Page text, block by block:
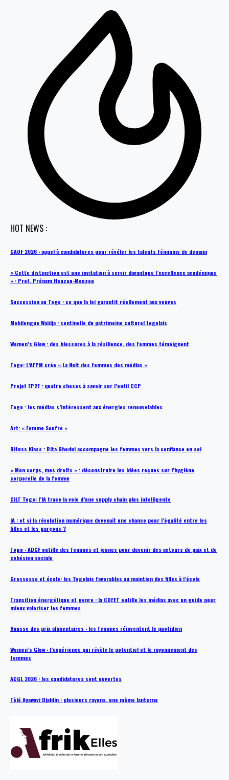
HOT NEWS :
CAOF 2026 : appel à candidatures pour révéler les talents féminins de demain
« Cette distinction est une invitation à servir davantage l’excellence académique
» : Prof. Prénam Houzou-Mouzou
Succession au Togo : ce que la loi garantit réellement aux veuves
Mobilengue Waldja : sentinelle du patrimoine culturel togolais
Women’s Glow : des blessures à la résilience, des femmes témoignent
Togo: L’AFPM crée « La Nuit des femmes des médias »
Projet EP2F : quatre choses à savoir sur l’outil CCP
Togo : les médias s’intéressent aux énergies renouvelables
Art: « Femme Soufre »
Rituss Klass : Rita Gbodui accompagne les femmes vers la confiance en soi
« Mon corps, mes droits » : déconstruire les idées reçues sur l’hygiène
corporelle de la femme
CILT Togo: l’IA trace la voie d’une supply chain plus intelligente
IA : et si la révolution numérique devenait une chance pour l’égalité entre les
filles et les garçons ?
Togo : ADCF outille des femmes et jeunes pour devenir des acteurs de paix et de
cohésion sociale
Grossesse et école: les Togolais favorables au maintien des filles à l’école
Transition énergétique et genre : la COFET outille les médias avec un guide pour
mieux valoriser les femmes
Hausse des prix alimentaires : les femmes réinventent le quotidien
Women’s Glow : l’expérience qui révèle le potentiel et le rayonnement des
femmes
ACGL 2026 : les candidatures sont ouvertes
Tèlé Ayawavi Djahlin : plusieurs rayons, une même lanterne